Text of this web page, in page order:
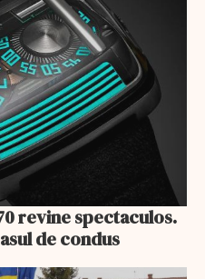
revine spectaculos.
de condus